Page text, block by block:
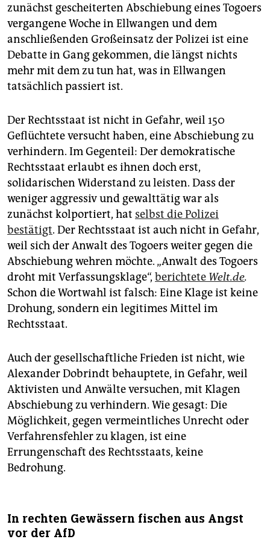
zunächst gescheiterten Abschiebung eines Togoers
vergangene Woche in Ellwangen und dem
anschließenden Großeinsatz der Polizei ist eine
Debatte in Gang gekommen, die längst nichts
mehr mit dem zu tun hat, was in Ellwangen
tatsächlich passiert ist.
Der Rechtsstaat ist nicht in Gefahr, weil 150
Geflüchtete versucht haben, eine Abschiebung zu
verhindern. Im Gegenteil: Der demokratische
Rechtsstaat erlaubt es ihnen doch erst,
solidarischen Widerstand zu leisten. Dass der
weniger aggressiv und gewalttätig war als
zunächst kolportiert, hat selbst die Polizei
bestätigt. Der Rechtsstaat ist auch nicht in Gefahr,
weil sich der Anwalt des Togoers weiter gegen die
Abschiebung wehren möchte. „Anwalt des Togoers
droht mit Verfassungsklage“, berichtete Welt.de.
Schon die Wortwahl ist falsch: Eine Klage ist keine
Drohung, sondern ein legitimes Mittel im
Rechtsstaat.
Auch der gesellschaftliche Frieden ist nicht, wie
Alexander Dobrindt behauptete, in Gefahr, weil
Aktivisten und Anwälte versuchen, mit Klagen
Abschiebung zu verhindern. Wie gesagt: Die
Möglichkeit, gegen vermeintliches Unrecht oder
Verfahrensfehler zu klagen, ist eine
Errungenschaft des Rechtsstaats, keine
Bedrohung.
In rechten Gewässern fischen aus Angst
vor der AfD